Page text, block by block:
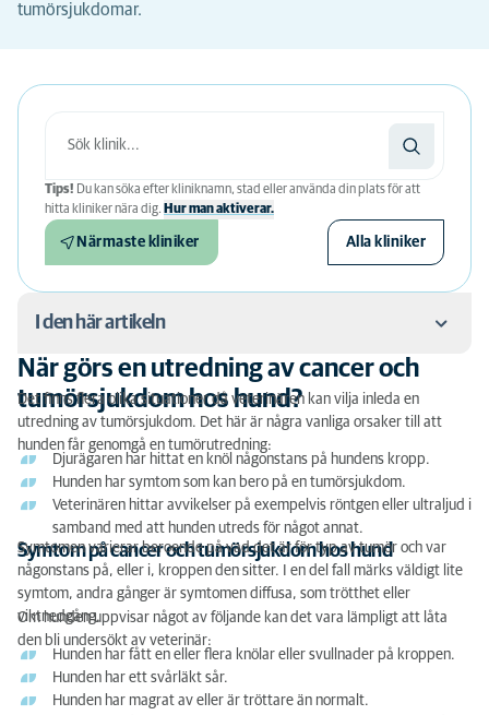
tumörsjukdomar.
Tips! Du kan söka efter kliniknamn, stad eller använda din plats för att
hitta kliniker nära dig. Hur man aktiverar.
Närmaste kliniker Alla kliniker
I den här artikeln
När görs en utredning av cancer och tumörsjukdom
hos hund?
Hur går en utredning av cancer och tumörsjukdom
hos hund till?
Hur behandlas cancer och tumörsjukdom hos hund?
När görs en utredning av cancer och
tumörsjukdom hos hund?
Det finns flera olika situationer då veterinären kan vilja inleda en
utredning av tumörsjukdom. Det här är några vanliga orsaker till att
hunden får genomgå en tumörutredning:
Djurägaren har hittat en knöl någonstans på hundens kropp.
Hunden har symtom som kan bero på en tumörsjukdom.
Veterinären hittar avvikelser på exempelvis röntgen eller ultraljud i
samband med att hunden utreds för något annat.
Symtom på cancer och tumörsjukdom hos hund
Symtomen varierar beroende på vad det är för typ av tumör och var
någonstans på, eller i, kroppen den sitter. I en del fall märks väldigt lite
symtom, andra gånger är symtomen diffusa, som trötthet eller
viktnedgång.
Om hunden uppvisar något av följande kan det vara lämpligt att låta
den bli undersökt av veterinär:
Hunden har fått en eller flera knölar eller svullnader på kroppen.
Hunden har ett svårläkt sår.
Hunden har magrat av eller är tröttare än normalt.